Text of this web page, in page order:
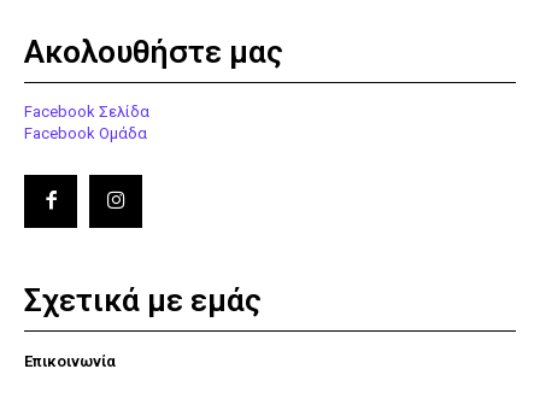
Ακολουθήστε μας
Facebook Σελίδα
Facebook Ομάδα
Σχετικά με εμάς
Επικοινωνία